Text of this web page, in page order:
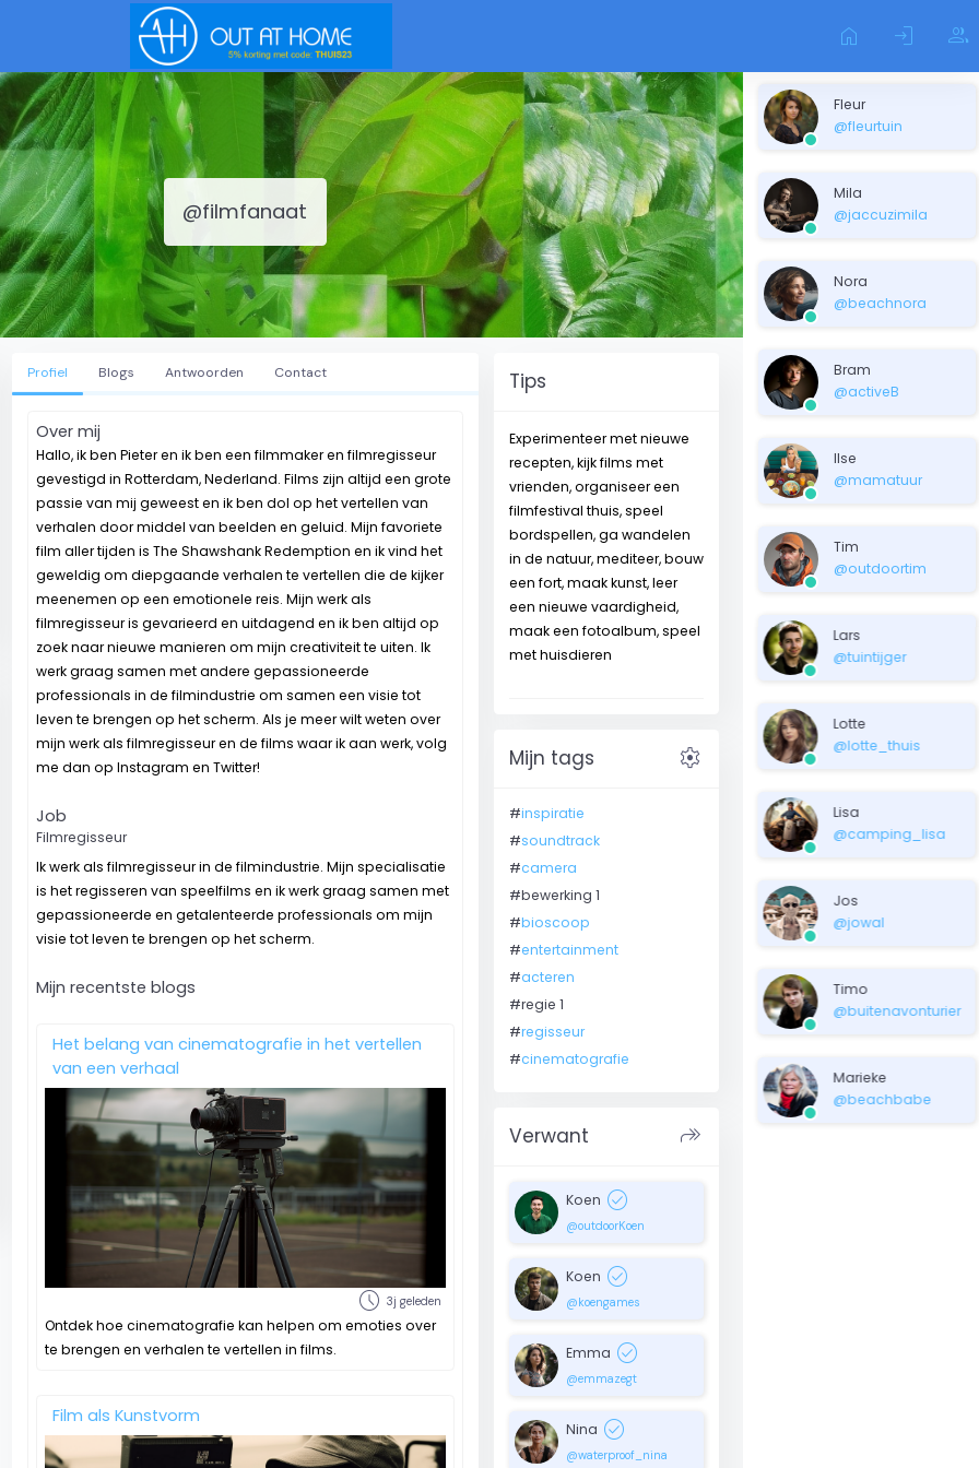
home login group
@filmfanaat
Profiel Blogs Antwoorden Contact
Over mij
Hallo, ik ben Pieter en ik ben een filmmaker en filmregisseur
gevestigd in Rotterdam, Nederland. Films zijn altijd een grote
passie van mij geweest en ik ben dol op het vertellen van
verhalen door middel van beelden en geluid. Mijn favoriete
film aller tijden is The Shawshank Redemption en ik vind het
geweldig om diepgaande verhalen te vertellen die de kijker
meenemen op een emotionele reis. Mijn werk als
filmregisseur is gevarieerd en uitdagend en ik ben altijd op
zoek naar nieuwe manieren om mijn creativiteit te uiten. Ik
werk graag samen met andere gepassioneerde
professionals in de filmindustrie om samen een visie tot
leven te brengen op het scherm. Als je meer wilt weten over
mijn werk als filmregisseur en de films waar ik aan werk, volg
me dan op Instagram en Twitter!
Job
Filmregisseur
Ik werk als filmregisseur in de filmindustrie. Mijn specialisatie
is het regisseren van speelfilms en ik werk graag samen met
gepassioneerde en getalenteerde professionals om mijn
visie tot leven te brengen op het scherm.
Mijn recentste blogs
Het belang van cinematografie in het vertellen
van een verhaal
schedule 3j geleden
Ontdek hoe cinematografie kan helpen om emoties over
te brengen en verhalen te vertellen in films.
Film als Kunstvorm
Tips
Experimenteer met nieuwe
recepten, kijk films met
vrienden, organiseer een
filmfestival thuis, speel
bordspellen, ga wandelen
in de natuur, mediteer, bouw
een fort, maak kunst, leer
een nieuwe vaardigheid,
maak een fotoalbum, speel
met huisdieren
Mijn tags settings
#inspiratie
#soundtrack
#camera
#bewerking 1
#bioscoop
#entertainment
#acteren
#regie 1
#regisseur
#cinematografie
Verwant shortcut
Koen check_circle
@outdoorKoen
Koen check_circle
@koengames
Emma check_circle
@emmazegt
Nina check_circle
@waterproof_nina
Fleur
@fleurtuin
Mila
@jaccuzimila
Nora
@beachnora
Bram
@activeB
Ilse
@mamatuur
Tim
@outdoortim
Lars
@tuintijger
Lotte
@lotte_thuis
Lisa
@camping_lisa
Jos
@jowal
Timo
@buitenavonturier
Marieke
@beachbabe